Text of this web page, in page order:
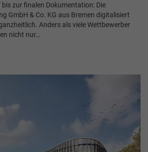
zur finalen Dokumentation: Die
GmbH & Co. KG aus Bremen digitalisiert
Anders als viele Wettbewerber
nicht nur…